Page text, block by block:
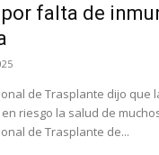
falta de
de Trasplante dijo que
riesgo la salud de
de Trasplante de...